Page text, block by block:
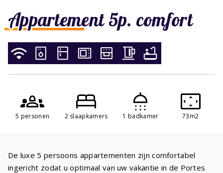
Appartement 5p. comfort
5 personen 2 slaapkamers 1 badkamer 73m2
De luxe 5 persoons appartementen zijn comfortabel
ingericht zodat u optimaal van uw vakantie in de Portes